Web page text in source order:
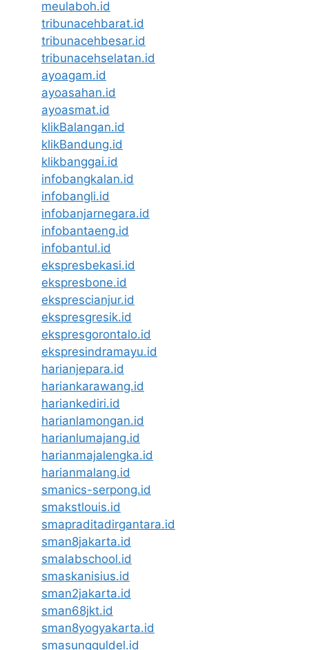
meulaboh.id
tribunacehbarat.id
tribunacehbesar.id
tribunacehselatan.id
ayoagam.id
ayoasahan.id
ayoasmat.id
klikBalangan.id
klikBandung.id
klikbanggai.id
infobangkalan.id
infobangli.id
infobanjarnegara.id
infobantaeng.id
infobantul.id
ekspresbekasi.id
ekspresbone.id
eksprescianjur.id
ekspresgresik.id
ekspresgorontalo.id
ekspresindramayu.id
harianjepara.id
hariankarawang.id
hariankediri.id
harianlamongan.id
harianlumajang.id
harianmajalengka.id
harianmalang.id
smanics-serpong.id
smakstlouis.id
smapraditadirgantara.id
sman8jakarta.id
smalabschool.id
smaskanisius.id
sman2jakarta.id
sman68jkt.id
sman8yogyakarta.id
smasungguldel.id